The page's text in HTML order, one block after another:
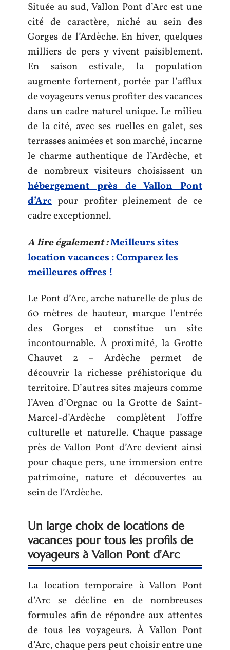
Située au sud, Vallon Pont d’Arc est une
cité de caractère, niché au sein des
Gorges de l’Ardèche. En hiver, quelques
milliers de pers y vivent paisiblement.
En saison estivale, la population
augmente fortement, portée par l’afflux
de voyageurs venus profiter des vacances
dans un cadre naturel unique. Le milieu
de la cité, avec ses ruelles en galet, ses
terrasses animées et son marché, incarne
le charme authentique de l’Ardèche, et
de nombreux visiteurs choisissent un
hébergement près de Vallon Pont
d’Arc pour profiter pleinement de ce
cadre exceptionnel.
A lire également :Meilleurs sites
location vacances : Comparez les
meilleures offres !
Le Pont d’Arc, arche naturelle de plus de
60 mètres de hauteur, marque l’entrée
des Gorges et constitue un site
incontournable. À proximité, la Grotte
Chauvet 2 – Ardèche permet de
découvrir la richesse préhistorique du
territoire. D’autres sites majeurs comme
l’Aven d’Orgnac ou la Grotte de Saint-
Marcel-d’Ardèche complètent l’offre
culturelle et naturelle. Chaque passage
près de Vallon Pont d’Arc devient ainsi
pour chaque pers, une immersion entre
patrimoine, nature et découvertes au
sein de l’Ardèche.
Un large choix de locations de
vacances pour tous les profils de
voyageurs à Vallon Pont d’Arc
La location temporaire à Vallon Pont
d’Arc se décline en de nombreuses
formules afin de répondre aux attentes
de tous les voyageurs. À Vallon Pont
d’Arc, chaque pers peut choisir entre une